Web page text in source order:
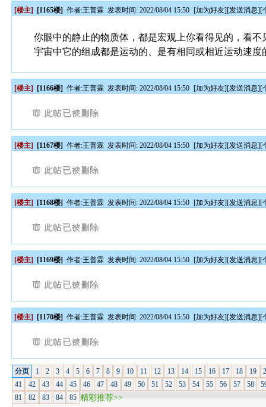
[楼主] [1165楼] 作者:王普霖 发表时间: 2022/08/04 15:50 [加为好友][发送消息][
你眼中的静止的物质体，都是宏观上你看得见的，看
宇宙中它的组成都是运动的、是有相同或相近运动速度
[楼主] [1166楼] 作者:王普霖 发表时间: 2022/08/04 15:50 [加为好友][发送消息][
[楼主] [1167楼] 作者:王普霖 发表时间: 2022/08/04 15:50 [加为好友][发送消息][
[楼主] [1168楼] 作者:王普霖 发表时间: 2022/08/04 15:50 [加为好友][发送消息][
[楼主] [1169楼] 作者:王普霖 发表时间: 2022/08/04 15:50 [加为好友][发送消息][
[楼主] [1170楼] 作者:王普霖 发表时间: 2022/08/04 15:50 [加为好友][发送消息][
分页 1 2 3 4 5 6 7 8 9 10 11 12 13 14 15 16 17 18 19
41
42 43 44 45 46 47 48 49 50 51 52 53 54 55 56 57 58
81
82 83 84 85 精彩推荐>>